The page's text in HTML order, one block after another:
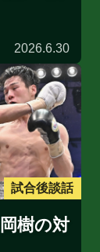
2026.6.30
試合後談話
樹の対